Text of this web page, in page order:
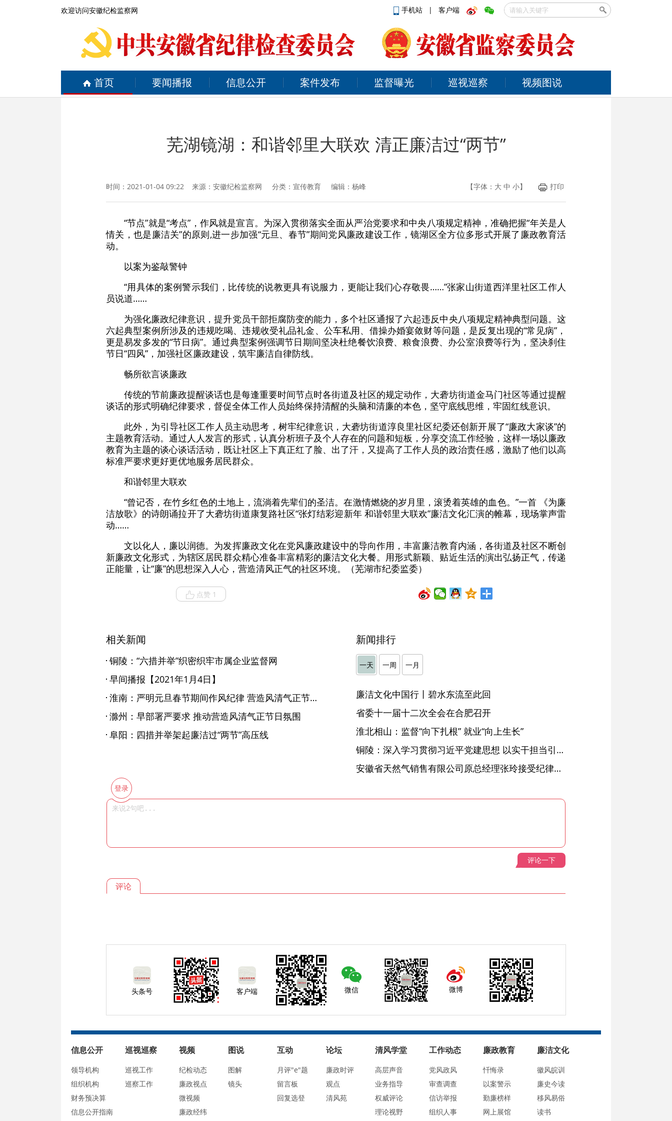
欢迎访问安徽纪检监察网 手机站 | 客户端
首页 要闻播报 信息公开 案件发布 监督曝光 巡视巡察 视频图说
芜湖镜湖：和谐邻里大联欢 清正廉洁过“两节”
时间：2021-01-04 09:22 来源： 安徽纪检监察网 分类：宣传教育 编辑：杨峰 【字体： 大 中 小】 打印
“节点”就是“考点”，作风就是宣言。为深入贯彻落实全面从严治党要求和中央八项规定精神，准确把握“年关是人
情关，也是廉洁关”的原则,进一步加强“元旦、春节”期间党风廉政建设工作，镜湖区全方位多形式开展了廉政教育活
动。
以案为鉴敲警钟
“用具体的案例警示我们，比传统的说教更具有说服力，更能让我们心存敬畏……”张家山街道西洋里社区工作人
员说道……
为强化廉政纪律意识，提升党员干部拒腐防变的能力，多个社区通报了六起违反中央八项规定精神典型问题。这
六起典型案例所涉及的违规吃喝、违规收受礼品礼金、公车私用、借操办婚宴敛财等问题，是反复出现的“常见病”，
更是易发多发的“节日病”。通过典型案例强调节日期间坚决杜绝餐饮浪费、粮食浪费、办公室浪费等行为，坚决刹住
节日“四风”，加强社区廉政建设，筑牢廉洁自律防线。
畅所欲言谈廉政
传统的节前廉政提醒谈话也是每逢重要时间节点时各街道及社区的规定动作，大砻坊街道金马门社区等通过提醒
谈话的形式明确纪律要求，督促全体工作人员始终保持清醒的头脑和清廉的本色，坚守底线思维，牢固红线意识。
此外，为引导社区工作人员主动思考，树牢纪律意识，大砻坊街道淳良里社区纪委还创新开展了“廉政大家谈”的
主题教育活动。通过人人发言的形式，认真分析班子及个人存在的问题和短板，分享交流工作经验，这样一场以廉政
教育为主题的谈心谈话活动，既让社区上下真正红了脸、出了汗，又提高了工作人员的政治责任感，激励了他们以高
标准严要求更好更优地服务居民群众。
和谐邻里大联欢
“曾记否，在竹乡红色的土地上，流淌着先辈们的圣洁。在激情燃烧的岁月里，滚烫着英雄的血色。”一首 《为廉
洁放歌》的诗朗诵拉开了大砻坊街道康复路社区“张灯结彩迎新年 和谐邻里大联欢”廉洁文化汇演的帷幕，现场掌声雷
动……
文以化人，廉以润德。为发挥廉政文化在党风廉政建设中的导向作用，丰富廉洁教育内涵，各街道及社区不断创
新廉政文化形式，为辖区居民群众精心准备丰富精彩的廉洁文化大餐。用形式新颖、贴近生活的演出弘扬正气，传递
正能量，让“廉”的思想深入人心，营造清风正气的社区环境。（芜湖市纪委监委）
点赞 1
相关新闻
铜陵：“六措并举”织密织牢市属企业监督网
早间播报【2021年1月4日】
淮南：严明元旦春节期间作风纪律 营造风清气正节日氛围
滁州：早部署严要求 推动营造风清气正节日氛围
阜阳：四措并举架起廉洁过“两节”高压线
新闻排行
一天 一周 一月
廉洁文化中国行丨碧水东流至此回
省委十一届十二次全会在合肥召开
淮北相山：监督“向下扎根” 就业“向上生长”
铜陵：深入学习贯彻习近平党建思想 以实干担当引领纪检监察工作高质量发展
安徽省天然气销售有限公司原总经理张玲接受纪律审查和监察调查
登录
评论一下
评论
头条号 客户端 微信 微博
信息公开
领导机构
组织机构
财务预决算
信息公开指南
巡视巡察
巡视工作
巡察工作
视频
纪检动态
廉政视点
微视频
廉政经纬
图说
图解
镜头
互动
月评"e"题
留言板
回复选登
论坛
廉政时评
观点
清风苑
清风学堂
高层声音
业务指导
权威评论
理论视野
工作动态
党风政风
审查调查
信访举报
组织人事
廉政教育
忏悔录
以案警示
勤廉榜样
网上展馆
廉洁文化
徽风皖训
廉史今读
移风易俗
读书